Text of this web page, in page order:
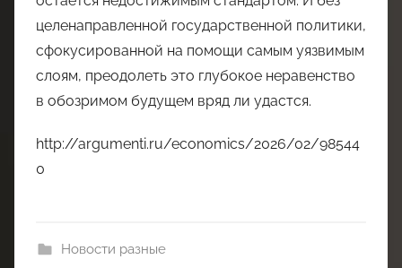
целенаправленной государственной политики,
сфокусированной на помощи самым уязвимым
слоям, преодолеть это глубокое неравенство
в обозримом будущем вряд ли удастся.
http://argumenti.ru/economics/2026/02/98544
0
Новости разные